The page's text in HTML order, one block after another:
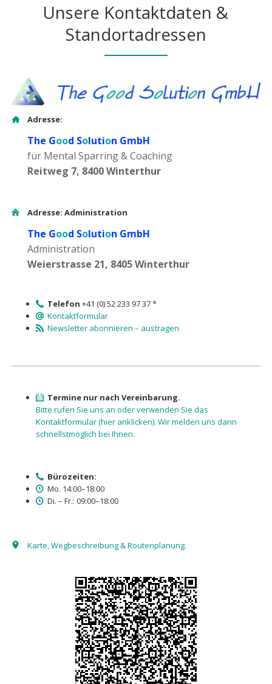
Unsere Kontaktdaten &
Standortadressen
Adresse:
The Good Solution GmbH
für Mental Sparring & Coaching
Reitweg 7, 8400 Winterthur
Adresse: Administration
The Good Solution GmbH
Administration
Weierstrasse 21, 8405 Winterthur
Telefon +41 (0) 52 233 97 37 *
Kontaktformular
Newsletter abonnieren – austragen
Termine nur nach Vereinbarung.
Bitte rufen Sie uns an oder verwenden Sie das
Kontaktformular (hier anklicken). Wir melden uns dann
schnellstmöglich bei Ihnen.
Bürozeiten:
Mo. 14:00–18:00
Di. – Fr.: 09:00–18:00
Karte, Wegbeschreibung & Routenplanung.